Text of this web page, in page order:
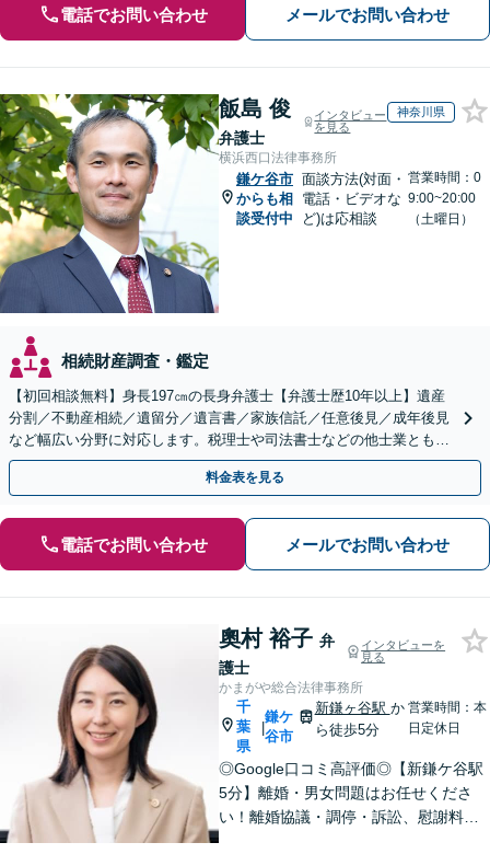
電話でお問い合わせ メールでお問い合わせ
飯島 俊
弁護士
インタビュー
を見る
神奈川県
横浜西口法律事務所
鎌ケ谷市
からも相
談受付中
面談方法(対面・
電話・ビデオな
ど)は応相談
営業時間：0
9:00~20:00
（土曜日）
相続財産調査・鑑定
【初回相談無料】身長197㎝の長身弁護士【弁護士歴10年以上】遺産
分割／不動産相続／遺留分／遺言書／家族信託／任意後見／成年後見
など幅広い分野に対応します。税理士や司法書士などの他士業とも連
携【出張相談】【夜間・休日面談】【横浜駅7分】
料金表を見る
電話でお問い合わせ メールでお問い合わせ
奧村 裕子 弁
護士
インタビューを
見る
かまがや総合法律事務所
千
葉
県
|
鎌ケ
谷市
新鎌ヶ谷駅 か
ら徒歩5分
営業時間：本
日定休日
◎Google口コミ高評価◎【新鎌ケ谷駅
5分】離婚・男女問題はお任せくださ
い！離婚協議・調停・訴訟、慰謝料、